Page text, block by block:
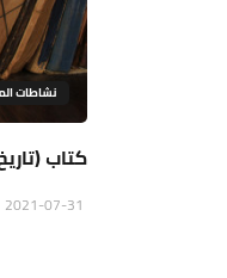
نشاطات
كتاب